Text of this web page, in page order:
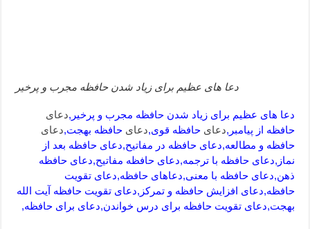
دعا های عظیم برای زیاد شدن حافظه مجرب و پرخیر
دعا های عظیم برای زیاد شدن حافظه مجرب و پرخیر,دعای
حافظه از پیامبر,دعای حافظه قوی,دعای حافظه بهجت,دعای
حافظه و مطالعه,دعای حافظه در مفاتیح,دعای حافظه بعد از
نماز,دعای حافظه با ترجمه,دعای حافظه مفاتیح,دعای حافظه
ذهن,دعای حافظه با معنی,دعاهای حافظه,دعای تقویت
حافظه,دعای افزایش حافظه و تمرکز,دعای تقویت حافظه آیت الله
بهجت,دعای تقویت حافظه برای درس خواندن,دعای برای حافظه,